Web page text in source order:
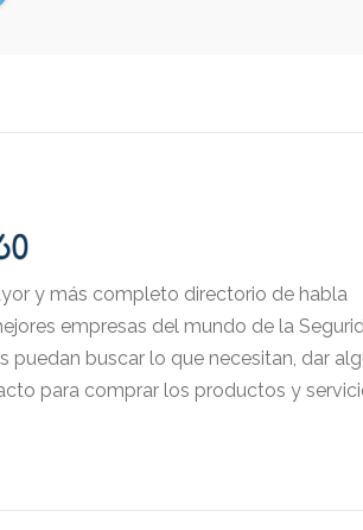
y más completo directorio de habla
empresas del mundo de la
puedan buscar lo que necesitan, dar
para comprar los productos y